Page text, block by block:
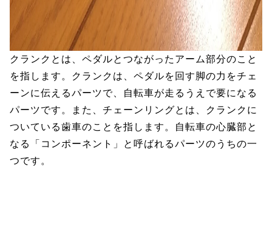
クランクとは、ペダルとつながったアーム部分のこと
を指します。クランクは、ペダルを回す脚の力をチェ
ーンに伝えるパーツで、自転車が走るうえで要になる
パーツです。また、チェーンリングとは、クランクに
ついている歯車のことを指します。自転車の心臓部と
なる「コンポーネント」と呼ばれるパーツのうちの一
つです。